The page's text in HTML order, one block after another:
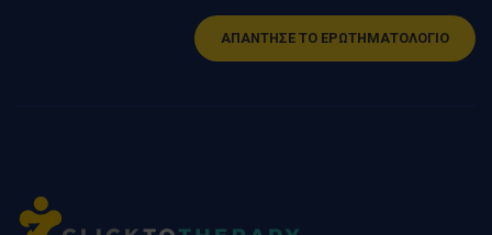
ΑΠΑΝΤΗΣΕ ΤΟ ΕΡΩΤΗΜΑΤΟΛΟΓΙΟ